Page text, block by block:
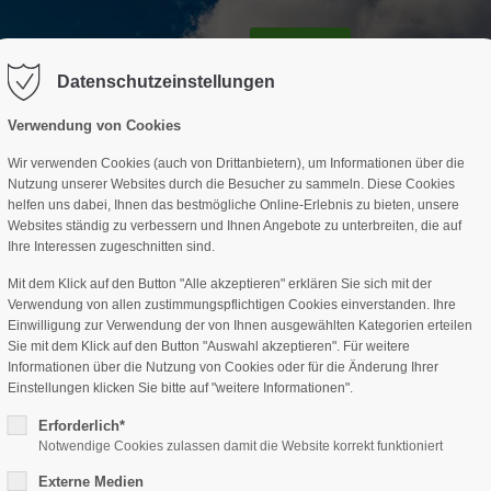
"offcanvas-col2" existiert leider
Der Eintrag "offcanvas-col3"
nicht.
Datenschutzeinstellungen
Verwendung von Cookies
Wir verwenden Cookies (auch von Drittanbietern), um Informationen über die
Nutzung unserer Websites durch die Besucher zu sammeln. Diese Cookies
helfen uns dabei, Ihnen das bestmögliche Online-Erlebnis zu bieten, unsere
Websites ständig zu verbessern und Ihnen Angebote zu unterbreiten, die auf
Ihre Interessen zugeschnitten sind.
Mit dem Klick auf den Button "Alle akzeptieren" erklären Sie sich mit der
Verwendung von allen zustimmungspflichtigen Cookies einverstanden. Ihre
Einwilligung zur Verwendung der von Ihnen ausgewählten Kategorien erteilen
Sie mit dem Klick auf den Button "Auswahl akzeptieren". Für weitere
Informationen über die Nutzung von Cookies oder für die Änderung Ihrer
Einstellungen klicken Sie bitte auf "weitere Informationen".
Erforderlich*
Notwendige Cookies zulassen damit die Website korrekt funktioniert
Externe Medien